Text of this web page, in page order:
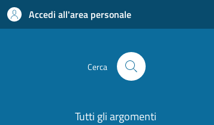
Accedi all'area personale
Cerca
Tutti gli argomenti